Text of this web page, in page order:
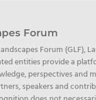
Forum
Forum (GLF),
entities provide a
perspectives and
speakers and